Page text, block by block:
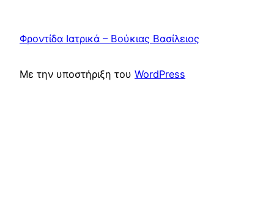
Φροντίδα Ιατρικά – Βούκιας Βασίλειος
Με την υποστήριξη του WordPress